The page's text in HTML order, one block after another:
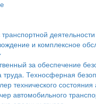
деятельности
и комплексное
за обеспечение
Техносферная
технического
автомобильного